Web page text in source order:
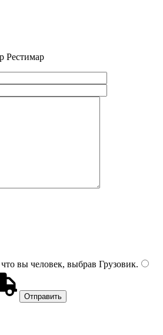
Рестимар
вы человек, выбрав Грузовик.